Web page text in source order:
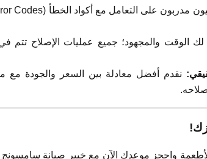
لك الوقت والمجهود؛ جميع عمليات الإصلاح تتم
نقدم أفضل معادلة بين السعر والجودة مع
واحجز موعدك الآن مع خبير صيانة سامسونج